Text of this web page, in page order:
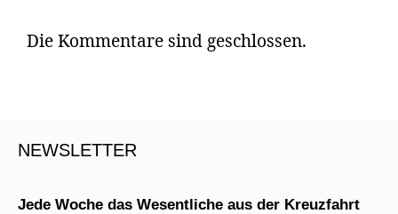
Die Kommentare sind geschlossen.
NEWSLETTER
Jede Woche das Wesentliche aus der Kreuzfahrt